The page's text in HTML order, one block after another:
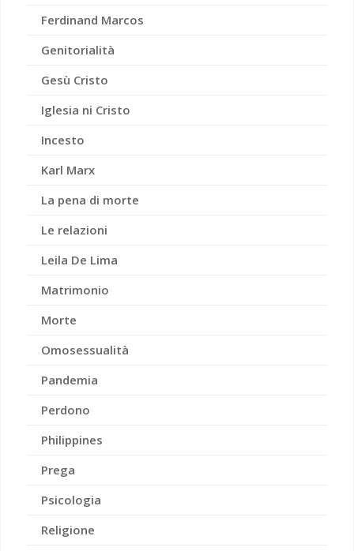
Ferdinand Marcos
Genitorialità
Gesù Cristo
Iglesia ni Cristo
Incesto
Karl Marx
La pena di morte
Le relazioni
Leila De Lima
Matrimonio
Morte
Omosessualità
Pandemia
Perdono
Philippines
Prega
Psicologia
Religione